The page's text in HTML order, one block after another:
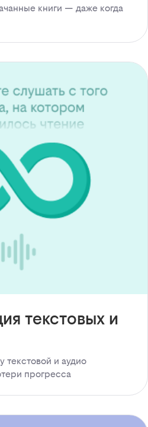
книги — даже когда
текстовых и
текстовой и аудио
прогресса